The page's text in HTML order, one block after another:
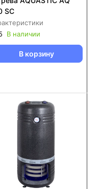
SC
В наличии
В корзину